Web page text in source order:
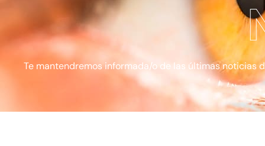
Te mantendremos informada/o de las últimas noticias